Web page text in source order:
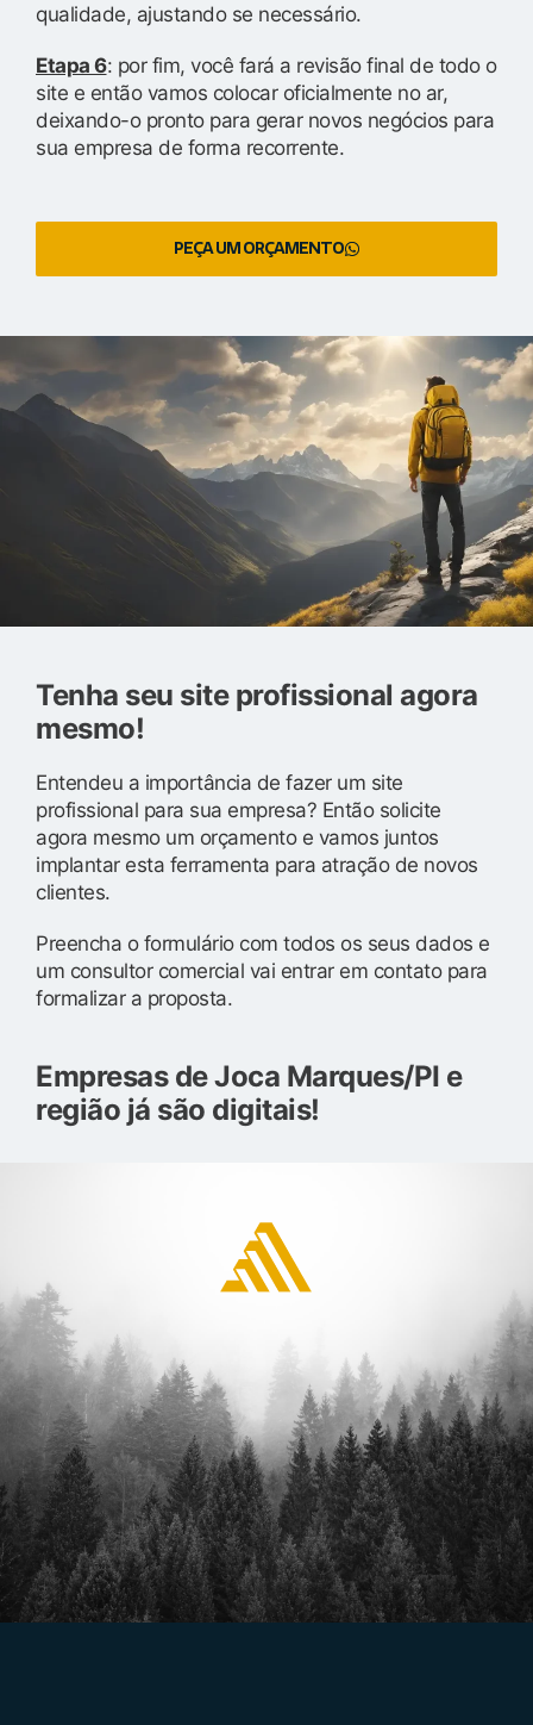
qualidade, ajustando se necessário.
Etapa 6: por fim, você fará a revisão final de todo o
site e então vamos colocar oficialmente no ar,
deixando-o pronto para gerar novos negócios para
sua empresa de forma recorrente.
PEÇA UM ORÇAMENTO
Tenha seu site profissional agora
mesmo!
Entendeu a importância de fazer um site
profissional para sua empresa? Então solicite
agora mesmo um orçamento e vamos juntos
implantar esta ferramenta para atração de novos
clientes.
Preencha o formulário com todos os seus dados e
um consultor comercial vai entrar em contato para
formalizar a proposta.
Empresas de Joca Marques/PI e
região já são digitais!